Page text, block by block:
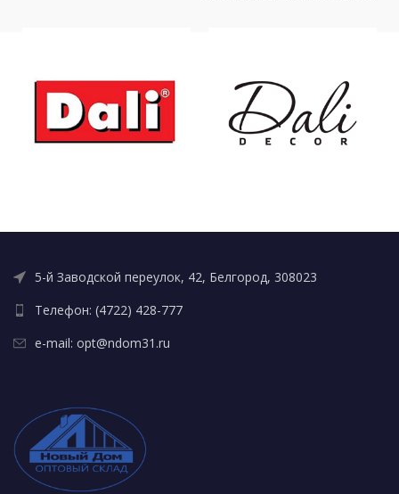
5-й Заводской переулок, 42, Белгород, 308023
Телефон: (4722) 428-777
e-mail: opt@ndom31.ru